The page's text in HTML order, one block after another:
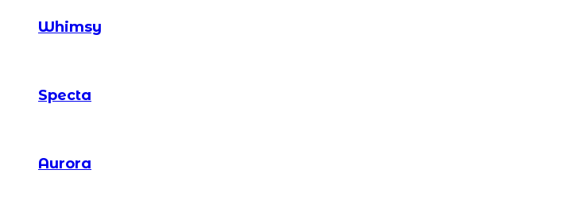
Whimsy
Specta
Aurora